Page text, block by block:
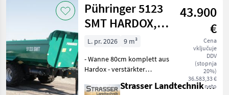
Pühringer 5123
SMT HARDOX,
20t
43.900
€
Cena
vključuje
DDV
(stopnja
20%)
36.583,33 €
neto
L. pr. 2026
9 m³
- Wanne 80cm komplett aus
Hardox - verstärkter
doppelter Anzahl an
Strasser Landtechnik GmbH